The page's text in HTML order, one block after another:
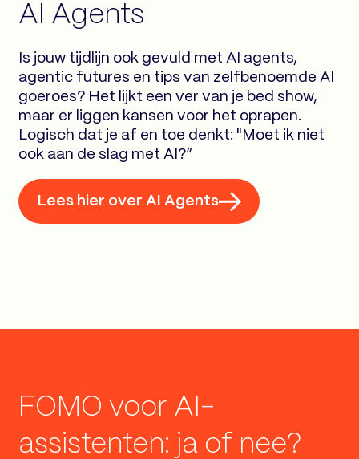
AI Agents
Is jouw tijdlijn ook gevuld met AI agents,
agentic futures en tips van zelfbenoemde AI
goeroes? Het lijkt een ver van je bed show,
maar er liggen kansen voor het oprapen.
Logisch dat je af en toe denkt: "Moet ik niet
ook aan de slag met AI?”
Lees hier over AI Agents
FOMO voor AI-
assistenten: ja of nee?